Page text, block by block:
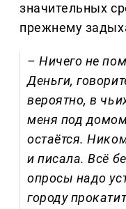
значительных
прежнему
– Ничего не
Деньги,
вероятно, в
меня под
остаётся.
и писала. Всё
опросы надо
городу